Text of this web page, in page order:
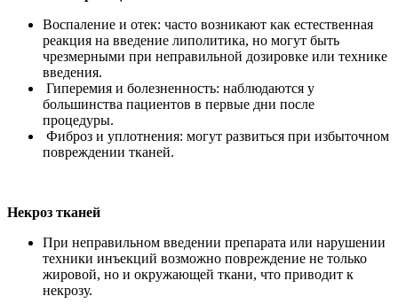
Воспаление и отек: часто возникают как естественная
реакция на введение липолитика, но могут быть
чрезмерными при неправильной дозировке или технике
введения.
Гиперемия и болезненность: наблюдаются у
большинства пациентов в первые дни после
процедуры.
Фиброз и уплотнения: могут развиться при избыточном
повреждении тканей.
Некроз тканей
При неправильном введении препарата или нарушении
техники инъекций возможно повреждение не только
жировой, но и окружающей ткани, что приводит к
некрозу.